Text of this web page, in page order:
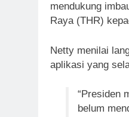
mendukung
Raya (THR)
Netty menilai
aplikasi yang
“Presiden
belum